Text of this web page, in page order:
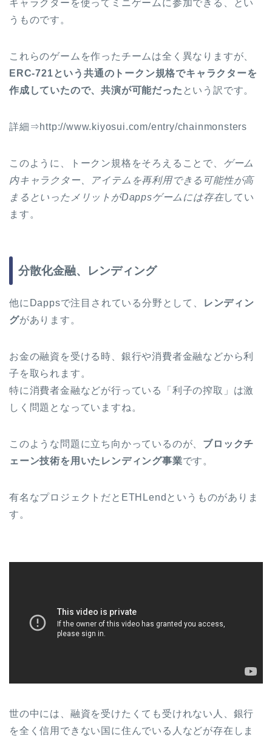
キャラクターを使ってミニゲームに参加できる、とい
うものです。
これらのゲームを作ったチームは全く異なりますが、
ERC-721という共通のトークン規格でキャラクターを
作成していたので、共演が可能だった という訳です。
詳細⇒http://www.kiyosui.com/entry/chainmonsters
このように、トークン規格をそろえることで、 ゲーム
内キャラクター、アイテムを再利用できる可能性が高
まるといったメリットがDappsゲームには存在してい
ます。
分散化金融、レンディング
他にDappsで注目されている分野として、
レンディン
グがあります。
お金の融資を受ける時、銀行や消費者金融などから利
子を取られます。
特に消費者金融などが行っている「利子の搾取」は激
しく問題となっていますね。
このような問題に立ち向かっているのが、 ブロックチ
ェーン技術を用いたレンディング事業です。
有名なプロジェクトだとETHLendというものがありま
す。
世の中には、融資を受けたくても受けれない人、銀行
を全く信用できない国に住んでいる人などが存在しま